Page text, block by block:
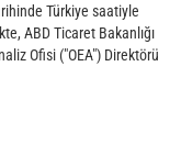
Türkiye saatiyle
ABD Ticaret Bakanlığı
Ofisi ("OEA") Direktörü